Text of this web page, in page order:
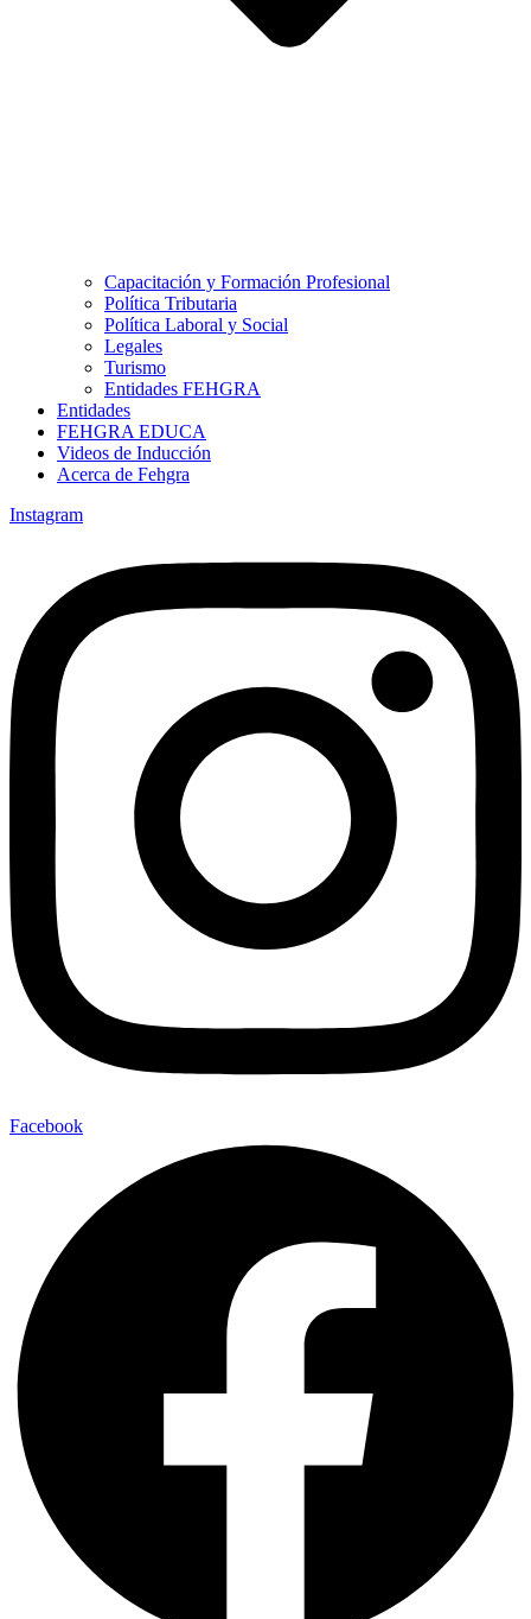
Capacitación y Formación Profesional
Política Tributaria
Política Laboral y Social
Legales
Turismo
Entidades FEHGRA
Entidades
FEHGRA EDUCA
Videos de Inducción
Acerca de Fehgra
Instagram
Facebook